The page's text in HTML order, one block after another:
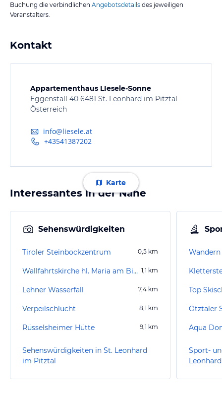
Buchung die verbindlichen Angebotsdetails des jeweiligen
Veranstalters.
Kontakt
Appartementhaus LIesele-Sonne
Eggenstall 40 6481 St. Leonhard im Pitztal
Österreich
info@liesele.at
+43541387202
Karte
Interessantes in der Nähe
Sehenswürdigkeiten
Tiroler Steinbockzentrum 0,5 km
Wallfahrtskirche hl. Maria am Bichele 1,1 km
Lehner Wasserfall 7,4 km
Verpeilschlucht 8,1 km
Rüsselsheimer Hütte 9,1 km
Sehenswürdigkeiten in St. Leonhard
im Pitztal
Top
Ötztaler
Aqua
Sport-